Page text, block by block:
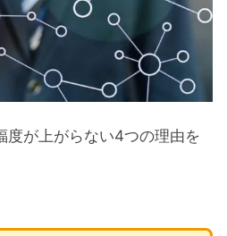
度が上がらない4つの理由を